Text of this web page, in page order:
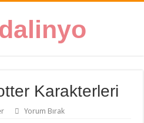
Karakterleri
Yorum Bırak